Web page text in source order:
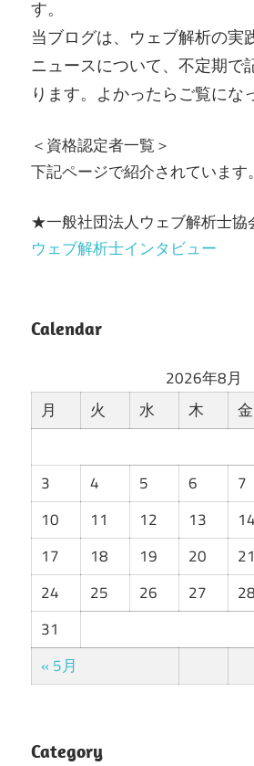
す。
当ブログは、ウェブ解析の実
ニュースについて、不定期で
ります。よかったらご覧にな
＜資格認定者一覧＞
下記ページで紹介されています。
★一般社団法人ウェブ解析士協
ウェブ解析士インタビュー
Calendar
2026年8月
月
火 水 木 金
« 5月
3
4 5 6 7
10
11 12 13 14
17
18 19 20 21
24
25 26 27 28
31
Category